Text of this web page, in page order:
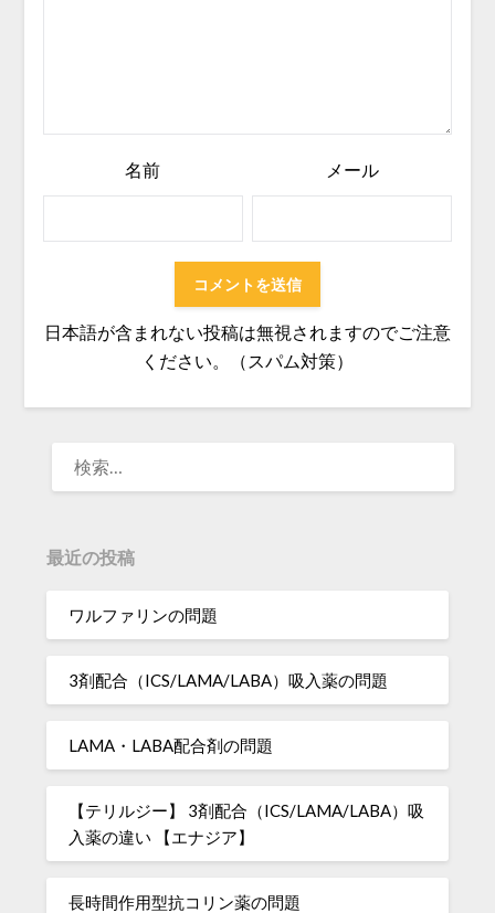
名前 メール
日本語が含まれない投稿は無視されますのでご注意
ください。（スパム対策）
最近の投稿
ワルファリンの問題
3剤配合（ICS/LAMA/LABA）吸入薬の問題
LAMA・LABA配合剤の問題
【テリルジー】 3剤配合（ICS/LAMA/LABA）吸
入薬の違い 【エナジア】
長時間作用型抗コリン薬の問題